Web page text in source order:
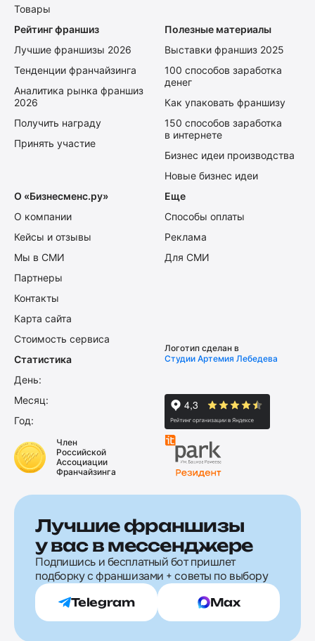
Товары
Рейтинг франшиз
Лучшие франшизы 2026
Тенденции франчайзинга
Аналитика рынка франшиз
2026
Получить награду
Принять участие
Полезные материалы
Выставки франшиз 2025
100 способов заработка
денег
Как упаковать франшизу
150 способов заработка
в интернете
Бизнес идеи производства
Новые бизнес идеи
О «Бизнесменс.ру»
О компании
Кейсы и отзывы
Мы в СМИ
Партнеры
Контакты
Карта сайта
Стоимость сервиса
Еще
Способы оплаты
Реклама
Для СМИ
Статистика
День:
Месяц:
Год:
Логотип сделан в
Студии Артемия Лебедева
Член
Российской
Ассоциации
Франчайзинга
Лучшие франшизы
у вас в мессенджере
Подпишись и бесплатный бот пришлет
подборку с франшизами + советы по выбору
Telegram Max